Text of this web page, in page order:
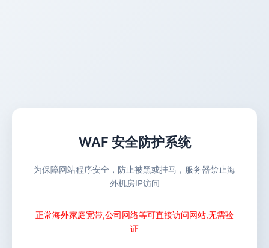
WAF 安全防护系统
为保障网站程序安全，防止被黑或挂马，服务器禁止海
外机房IP访问
正常海外家庭宽带,公司网络等可直接访问网站,无需验
证